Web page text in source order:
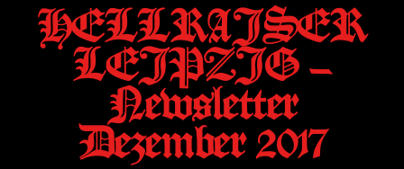
HELLRAISER
LEIPZIG –
Newsletter
Dezember 2017